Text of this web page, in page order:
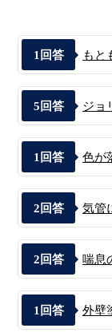
1 回答 もと
5 回答 ジョ
1 回答 色が
2 回答 気管
2 回答 喘息
1 回答 外壁